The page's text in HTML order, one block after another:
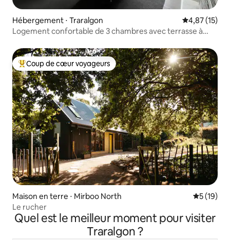
Hébergement ⋅ Traralgon Évaluation
4,87 (15)
Logement confortable de 3 chambres avec terrasse à
Coups de cœur voyageurs les plus appréciés
Coup de cœur voyageurs
Maison en terre ⋅ Mirboo North
5 (19)
Le rucher
Quel est le meilleur moment pour visiter
Traralgon ?